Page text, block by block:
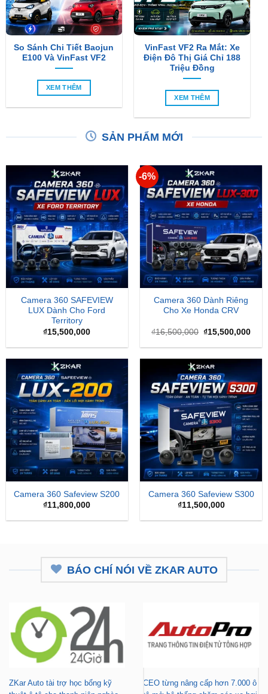
So Sánh Chi Tiết Baojun
E100 Và VinFast VF2
XEM THÊM
VinFast VF2 Ra Mắt: Xe
Điện Đô Thị Giá Chỉ 188
Triệu Đồng
XEM THÊM
SẢN PHẨM MỚI
Camera 360 SAFEVIEW
LUX Dành Cho Ford
Territory
₫15,500,000
-6%
Camera 360 Dành Riêng
Cho Xe Honda CRV
₫16,500,000 Giá
là:
₫15,500,000Giá
tại
Camera 360 Safeview S200
₫11,800,000
Camera 360 Safeview S300
₫11,500,000
BÁO CHÍ NÓI VỀ ZKAR AUTO
ZKar Auto tài trợ học bổng kỹ
CEO từng nâng cấp hơn 7.000 ô